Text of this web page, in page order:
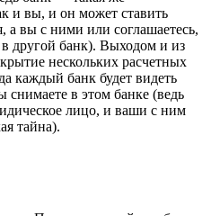
и вы, и он может ставить
вы с ними или соглашаетесь,
в другой банк). Выходом и из
нескольких расчетных
каждый банк будет видеть
снимаете в этом банке (ведь
лицо, и ваши с ним
тайна).